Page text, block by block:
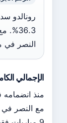
36.3%.
النصر في
الإجمالي الكامل
مع النصر في